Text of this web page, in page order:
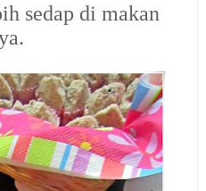
sedap di makan